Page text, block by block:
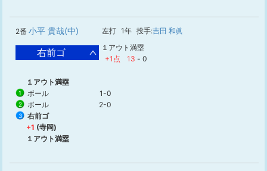
2番 小平 貴哉(中) 左打 1年 投手:吉田 和眞
右前ゴ
１アウト満塁
+1点
13 - 0
１アウト満塁
1 ボール 1-0
2 ボール 2-0
3
右前ゴ
+1 (寺岡)
１アウト満塁